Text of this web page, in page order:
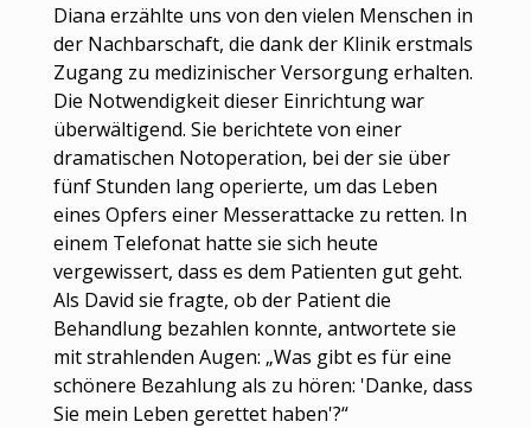
Diana erzählte uns von den vielen Menschen in
der Nachbarschaft, die dank der Klinik erstmals
Zugang zu medizinischer Versorgung erhalten.
Die Notwendigkeit dieser Einrichtung war
überwältigend. Sie berichtete von einer
dramatischen Notoperation, bei der sie über
fünf Stunden lang operierte, um das Leben
eines Opfers einer Messerattacke zu retten. In
einem Telefonat hatte sie sich heute
vergewissert, dass es dem Patienten gut geht.
Als David sie fragte, ob der Patient die
Behandlung bezahlen konnte, antwortete sie
mit strahlenden Augen: „Was gibt es für eine
schönere Bezahlung als zu hören: 'Danke, dass
Sie mein Leben gerettet haben'?“